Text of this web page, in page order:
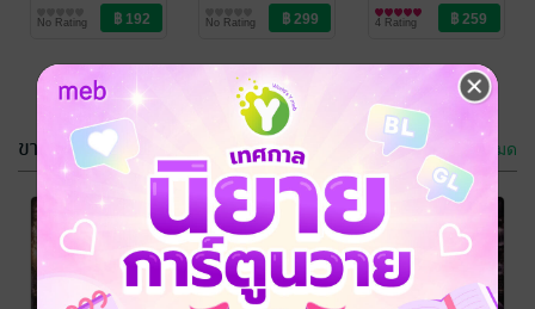
No Rating No Rating
ลับของตระกูลผู้
มีอิทธิพล
นิยายรักจีนโบราณ
4 Rating
อุ้มใจด้วยหัวใจ
-69%
อุ้มรักขังใจเพียง
ขายดี ดูทั้งหมด
-69%